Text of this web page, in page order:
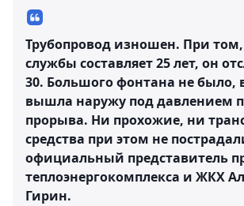
Трубопровод изношен. При том,
службы составляет 25 лет, он
30. Большого фонтана не было,
вышла наружу под давлением
прорыва. Ни прохожие, ни
средства при этом не
официальный представитель
теплоэнергокомплекса и ЖКХ
Гирин.